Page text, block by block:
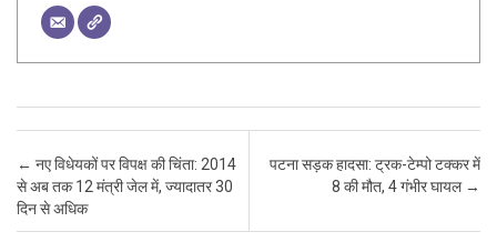
Post navigation
← नए विधेयकों पर विपक्ष की चिंता: 2014
से अब तक 12 मंत्री जेल में, ज्यादातर 30
दिन से अधिक
पटना सड़क हादसा: ट्रक-टेम्पो टक्कर में
8 की मौत, 4 गंभीर घायल →